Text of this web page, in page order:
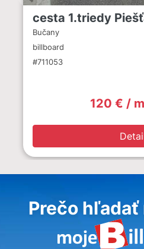
cesta 1.triedy
Bučany
billboard
#711053
120 € /
Prečo hľadať